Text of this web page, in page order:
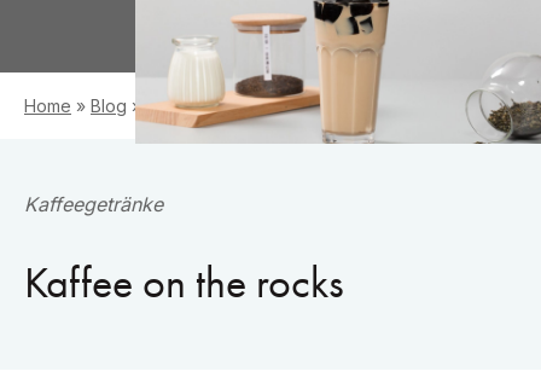
Home » Blog »Kaffee on the rocks
Kaffeegetränke
Kaffee on the rocks